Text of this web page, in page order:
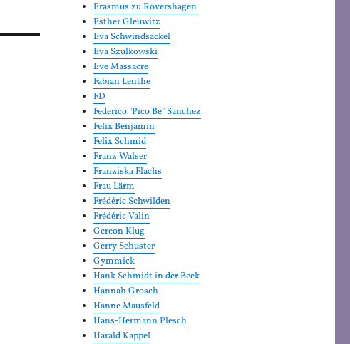
Erasmus zu Rövershagen
Esther Gleuwitz
Eva Schwindsackel
Eva Szulkowski
Eve Massacre
Fabian Lenthe
FD
Federico "Pico Be" Sanchez
Felix Benjamin
Felix Schmid
Franz Walser
Franziska Flachs
Frau Lärm
Frédéric Schwilden
Frédéric Valin
Gereon Klug
Gerry Schuster
Gymmick
Hank Schmidt in der Beek
Hannah Grosch
Hanne Mausfeld
Hans-Hermann Plesch
Harald Kappel